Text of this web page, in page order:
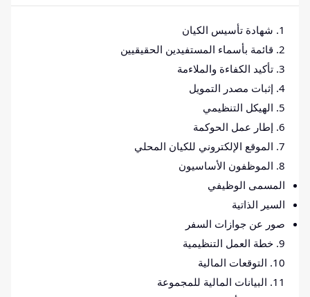
1. شهادة تأسيس الكيان
2. قائمة بأسماء المستفيدين الحقيقيين
3. تأكيد الكفاءة والملاءمة
4. إثبات مصدر التمويل
5. الهيكل التنظيمي
6. إطار عمل الحوكمة
7. الموقع الإلكتروني للكيان المحلي
8. الموظفون الأساسيون
المسمى الوظيفي
السير الذاتية
صور عن جوازات السفر
9. خطة العمل التنظيمية
10. التوقعات المالية
11. البيانات المالية للمجموعة